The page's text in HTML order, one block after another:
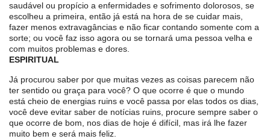
saudável ou propício a enfermidades e sofrimento dolorosos, se
escolheu a primeira, então já está na hora de se cuidar mais,
fazer menos extravagâncias e não ficar contando somente com a
sorte; ou você faz isso agora ou se tornará uma pessoa velha e
com muitos problemas e dores.
ESPIRITUAL
Já procurou saber por que muitas vezes as coisas parecem não
ter sentido ou graça para você? O que ocorre é que o mundo
está cheio de energias ruins e você passa por elas todos os dias,
você deve evitar saber de notícias ruins, procure sempre saber o
que ocorre de bom, nos dias de hoje é difícil, mas irá lhe fazer
muito bem e será mais feliz.